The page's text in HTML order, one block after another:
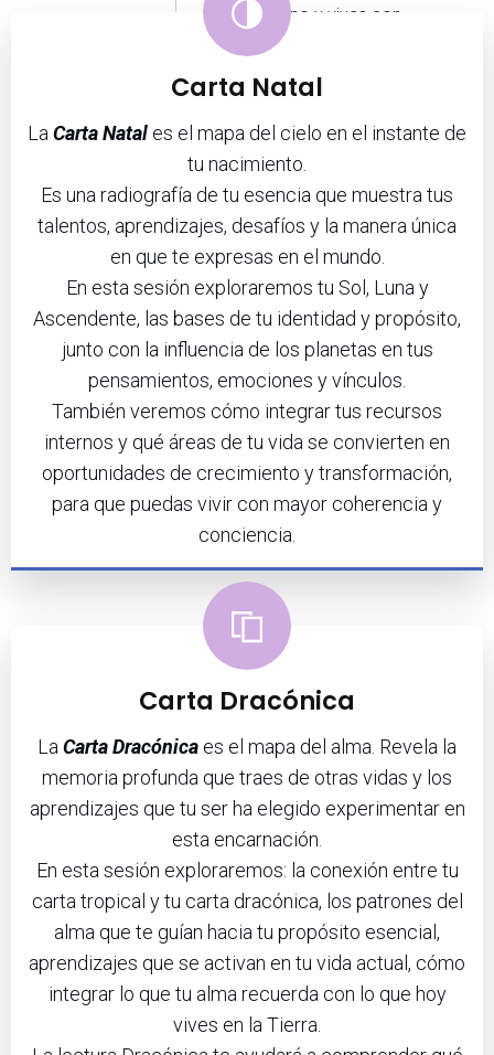
en tu camino y vivas con
mayor coherencia.
Carta Natal
La Carta Natal es el mapa del cielo en el instante de
tu nacimiento.
Es una radiografía de tu esencia que muestra tus
talentos, aprendizajes, desafíos y la manera única
en que te expresas en el mundo.
En esta sesión exploraremos tu Sol, Luna y
Ascendente, las bases de tu identidad y propósito,
junto con la influencia de los planetas en tus
pensamientos, emociones y vínculos.
También veremos cómo integrar tus recursos
internos y qué áreas de tu vida se convierten en
oportunidades de crecimiento y transformación,
para que puedas vivir con mayor coherencia y
conciencia.
Carta Dracónica
La Carta Dracónica es el mapa del alma. Revela la
memoria profunda que traes de otras vidas y los
aprendizajes que tu ser ha elegido experimentar en
esta encarnación.
En esta sesión exploraremos: la conexión entre tu
carta tropical y tu carta dracónica, los patrones del
alma que te guían hacia tu propósito esencial,
aprendizajes que se activan en tu vida actual, cómo
integrar lo que tu alma recuerda con lo que hoy
vives en la Tierra.​